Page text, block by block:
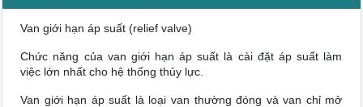
Van giới hạn áp suất (relief valve)
Chức năng của van giới hạn áp suất là cài đặt áp suất làm
việc lớn nhất cho hệ thống thủy lực.
Van giới hạn áp suất là loại van thường đóng và van chỉ mở